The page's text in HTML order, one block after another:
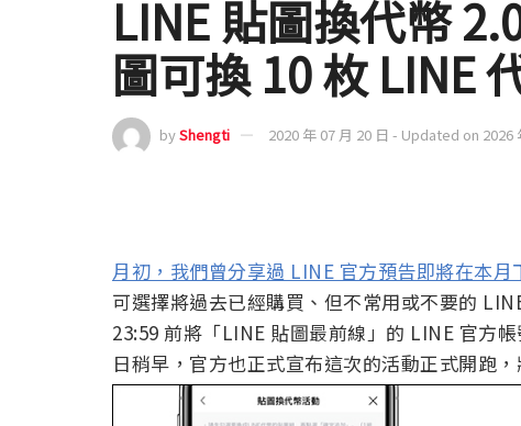
LINE 貼圖換代幣
圖可換 10 枚 LINE
byShengti 2020 年 07 月 20 日 - Updated on 2026
月初，我們曾分享過 LINE 官方預告即將在本
可選擇將過去已經購買、但不常用或不要的
23:59 前將「LINE 貼圖最前線」的 LINE 官方
日稍早，官方也正式宣布這次的活動正式開跑